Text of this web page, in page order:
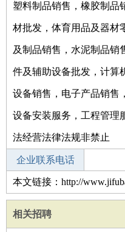
塑料制品销售，橡胶制品
材批发，体育用品及器材
及制品销售，水泥制品销
件及辅助设备批发，计算
设备销售，电子产品销售
设备安装服务，工程管理
法经营法律法规非禁止
企业联系电话
本文链接：http://
相关招聘